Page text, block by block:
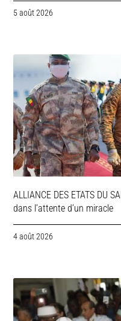
5 août 2026
ALLIANCE DES ETATS DU
dans l’attente d’un miracle
4 août 2026